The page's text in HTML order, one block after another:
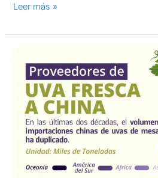
Leer más »
uva
mesa
China:
2005